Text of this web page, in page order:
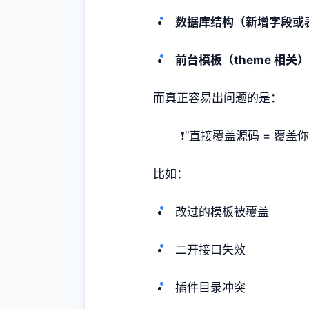
数据库结构（新增字段或
前台模板（theme 相关）
而真正容易出问题的是：
❗“直接覆盖源码 = 覆盖
比如：
改过的模板被覆盖
二开接口失效
插件目录冲突